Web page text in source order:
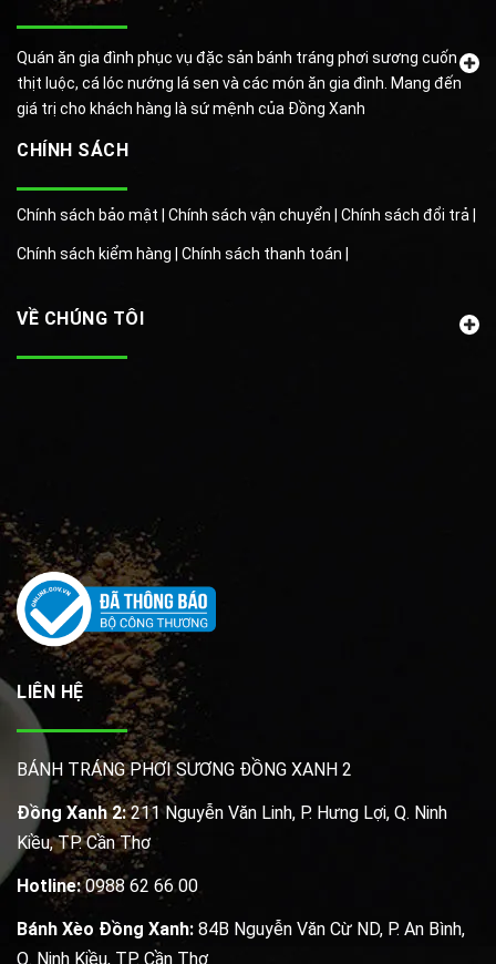
Quán ăn gia đình phục vụ đặc sản bánh tráng phơi sương cuốn
thịt luộc, cá lóc nướng lá sen và các món ăn gia đình. Mang đến
giá trị cho khách hàng là sứ mệnh của Đồng Xanh
CHÍNH SÁCH
Chính sách bảo mật | Chính sách vận chuyển | Chính sách đổi trả |
Chính sách kiểm hàng | Chính sách thanh toán |
VỀ CHÚNG TÔI
LIÊN HỆ
BÁNH TRÁNG PHƠI SƯƠNG ĐỒNG XANH 2
Đồng Xanh 2:211 Nguyễn Văn Linh, P. Hưng Lợi, Q. Ninh
Kiều, TP. Cần Thơ
Hotline:0988 62 66 00
Bánh Xèo Đồng Xanh: 84B Nguyễn Văn Cừ ND, P. An Bình,
Q. Ninh Kiều, TP. Cần Thơ